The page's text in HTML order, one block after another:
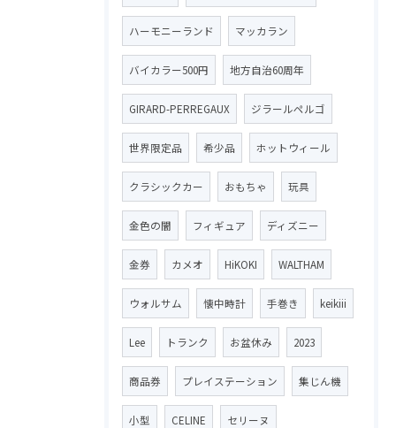
ハーモニーランド マッカラン
バイカラー500円 地方自治60周年
GIRARD-PERREGAUX ジラールペルゴ
世界限定品 希少品 ホットウィール
クラシックカー おもちゃ 玩具
金色の闇 フィギュア ディズニー
金券 カメオ HiKOKI WALTHAM
ウォルサム 懐中時計 手巻き keikiii
Lee トランク お盆休み 2023
商品券 プレイステーション 集じん機
小型 CELINE セリーヌ